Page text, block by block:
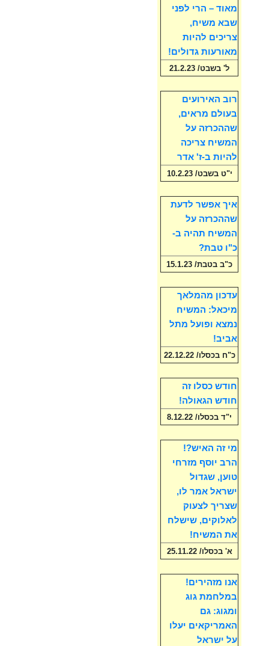
מאוד – הרי לפני
שבא משיח,
צריכים להיות
מאורעות גדולים!
ל' בשבט/ 21.2.23
רוב האירועים
בעולם מראים,
שההכרזה על
המשיח צריכה
להיות ב-ז' אדר
י"ט בשבט/ 10.2.23
איך אפשר לדעת
שההכרזה על
המשיח תהיה ב-
כ"ו טבת?
כ"ב בטבת/ 15.1.23
עדכון מהמלאך
מיכאל: המשיח
נמצא ופועל מתל
אביב!
כ"ח בכסלו/ 22.12.22
חודש כסלו זה
חודש הגאולה!
י"ד בכסלו/ 8.12.22
מי זה האיש?!
הרב יוסף מזרחי
טוען, שגדול
ישראל אמר לו,
שצריך לצעוק
לאלוקים, שישלח
את המשיח!
א' בכסלו/ 25.11.22
אנו מזהירים!
במלחמת גוג
ומגוג: גם
האמריקאים יעלו
על ישראל